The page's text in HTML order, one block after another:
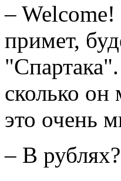
–
примет,
сколько он
это очень
– В рублях?